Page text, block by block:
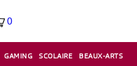
0
GAMING SCOLAIRE BEAUX-ARTS